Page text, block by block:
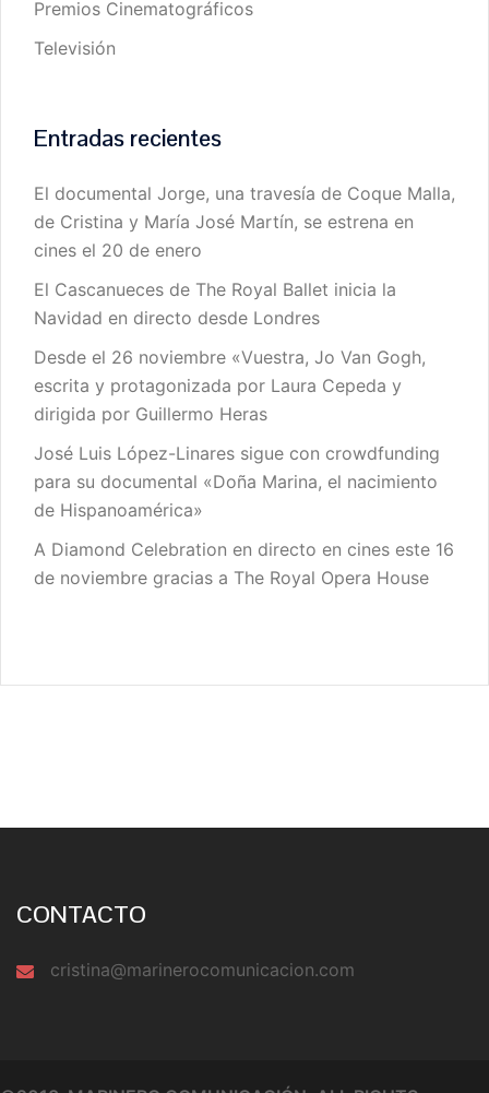
Premios Cinematográficos
Televisión
Entradas recientes
El documental Jorge, una travesía de Coque Malla,
de Cristina y María José Martín, se estrena en
cines el 20 de enero
El Cascanueces de The Royal Ballet inicia la
Navidad en directo desde Londres
Desde el 26 noviembre «Vuestra, Jo Van Gogh,
escrita y protagonizada por Laura Cepeda y
dirigida por Guillermo Heras
José Luis López-Linares sigue con crowdfunding
para su documental «Doña Marina, el nacimiento
de Hispanoamérica»
A Diamond Celebration en directo en cines este 16
de noviembre gracias a The Royal Opera House
CONTACTO
cristina@marinerocomunicacion.com